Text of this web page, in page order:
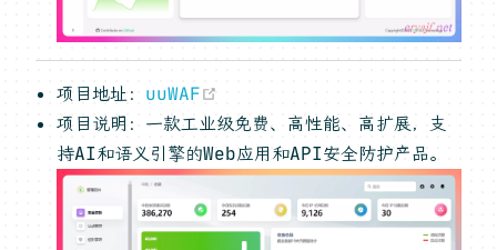
项目地址： uuWAF
项目说明：一款工业级免费、高性能、高扩展，支
持AI和语义引擎的Web应用和API安全防护产品。